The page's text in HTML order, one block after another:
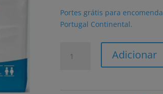
Portes grátis para
Portugal Continental.
Adicionar